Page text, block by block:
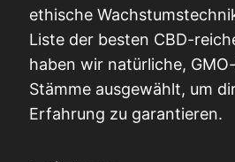
ethische
Liste der besten CBD-
haben wir natürliche,
Stämme ausgewählt, um
Erfahrung zu garantieren.